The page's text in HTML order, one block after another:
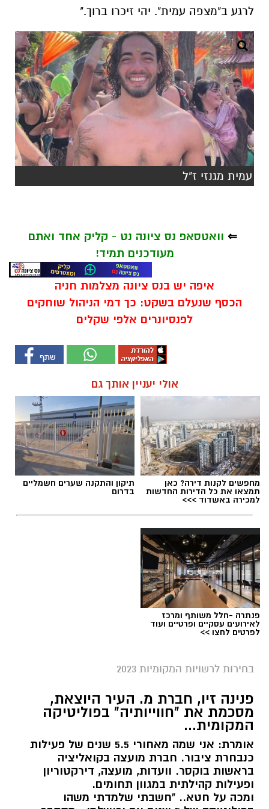
לרגע ב"מצפה עמית". יהי זיכרו ברוך."
עמית מגנזי ז"ל
⇐ וואטסאפ נס ציונה נט - קליק אחד ואתם
מעודכנים תמיד!
איפה יש בנס ציונה מצלמות חניה
הכסף שנעלם בשקט: כך דמי הניהול שוחקים
לפנסיונרים אלפי שקלים
אולי יעניין אותך גם
מחפשים לקנות דירה? כאן
תמצאו את כל הדירות החדשות
למכירה באשדוד >>>
תיקון והתקנה שערים חשמליים
בדרום
פנתרה -חלל משותף ומרכז
לאירועים עסקיים ופרטיים ועוד
לפרטים לחצו >>
בחירות לרשויות המקומיות 2023
פנינה זיו, חברת מ. העיר היוצאת,
מסכמת את "חווייותיה" בפוליטיקה
המקומית...
אומרת: אני שמה מאחורי 5.5 שנים של פעילות
כנבחרת ציבור. חברת מועצה בקואליציה
בראשות בוקסר. וועדות, מועצה, דירקטוריון
ופעילות קהילתית במגוון תחומים.
ומכה על חטא.. "חשבתי שלמדתי משהו